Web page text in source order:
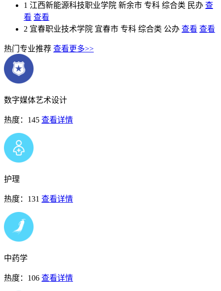
1 江西新能源科技职业学院 新余市 专科 综合类 民办 查
看 查看
2 宜春职业技术学院 宜春市 专科 综合类 公办 查看 查看
热门专业推荐 查看更多>>
数字媒体艺术设计
热度：145 查看详情
护理
热度：131 查看详情
中药学
热度：106 查看详情